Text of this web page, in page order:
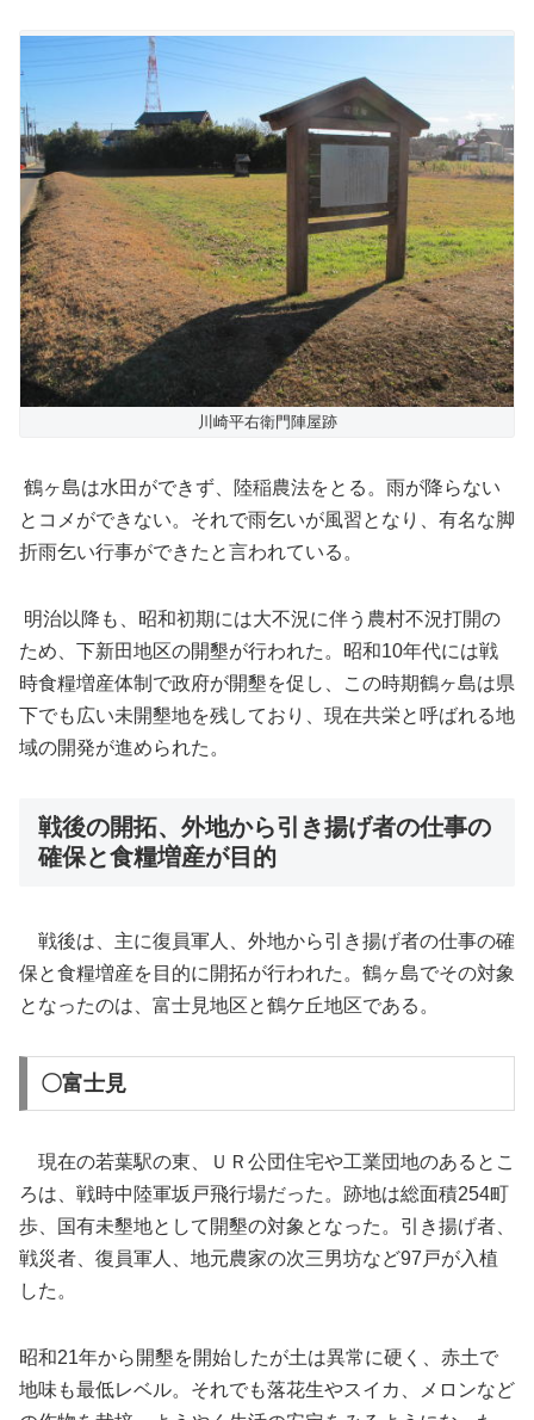
川崎平右衛門陣屋跡
鶴ヶ島は水田ができず、陸稲農法をとる。雨が降らない
とコメができない。それで雨乞いが風習となり、有名な脚
折雨乞い行事ができたと言われている。
明治以降も、昭和初期には大不況に伴う農村不況打開の
ため、下新田地区の開墾が行われた。昭和10年代には戦
時食糧増産体制で政府が開墾を促し、この時期鶴ヶ島は県
下でも広い未開墾地を残しており、現在共栄と呼ばれる地
域の開発が進められた。
戦後の開拓、外地から引き揚げ者の仕事の
確保と食糧増産が目 的
戦後は、主に復員軍人、外地から引き揚げ者の仕事の確
保と食糧増産を目的に開拓が行われた。鶴ヶ島でその対象
となったのは、富士見地区と鶴ケ丘地区である。
〇富士見
現在の若葉駅の東、ＵＲ公団住宅や工業団地のあるとこ
ろは、戦時中陸軍坂戸飛行場だった。跡地は総面積254町
歩、国有未墾地として開墾の対象となった。引き揚げ者、
戦災者、復員軍人、地元農家の次三男坊など97戸が入植
した。
昭和21年から開墾を開始したが土は異常に硬く、赤土で
地味も最低レベル。それでも落花生やスイカ、メロンなど